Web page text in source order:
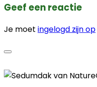
Geef een reactie
Je moet ingelogd zijn op